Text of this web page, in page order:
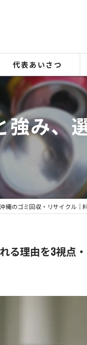
代表あいさつ
み、
沖縄のゴミ回収・リサイクル｜
る理由を3視点